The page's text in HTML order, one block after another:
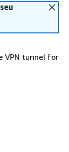
VPN tunnel for